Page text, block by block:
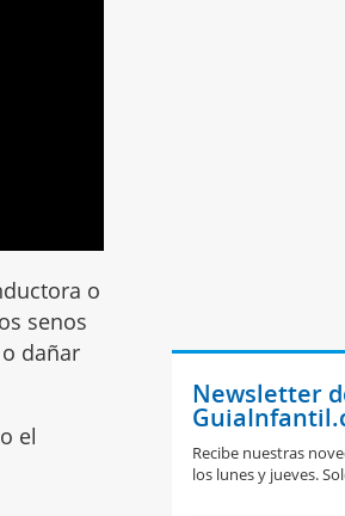
o
senos
dañar
el
Newsletter
Recibe nuestras
los lunes y jueves.